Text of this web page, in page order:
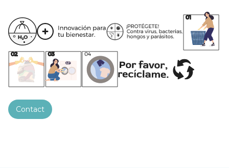
Contact